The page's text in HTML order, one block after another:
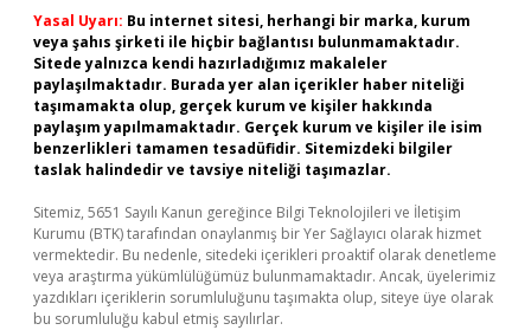
Yasal Uyarı: Bu internet sitesi, herhangi bir marka, kurum
veya şahıs şirketi ile hiçbir bağlantısı bulunmamaktadır.
Sitede yalnızca kendi hazırladığımız makaleler
paylaşılmaktadır. Burada yer alan içerikler haber niteliği
taşımamakta olup, gerçek kurum ve kişiler hakkında
paylaşım yapılmamaktadır. Gerçek kurum ve kişiler ile isim
benzerlikleri tamamen tesadüfidir. Sitemizdeki bilgiler
taslak halindedir ve tavsiye niteliği taşımazlar.
Sitemiz, 5651 Sayılı Kanun gereğince Bilgi Teknolojileri ve İletişim
Kurumu (BTK) tarafından onaylanmış bir Yer Sağlayıcı olarak hizmet
vermektedir. Bu nedenle, sitedeki içerikleri proaktif olarak denetleme
veya araştırma yükümlülüğümüz bulunmamaktadır. Ancak, üyelerimiz
yazdıkları içeriklerin sorumluluğunu taşımakta olup, siteye üye olarak
bu sorumluluğu kabul etmiş sayılırlar.